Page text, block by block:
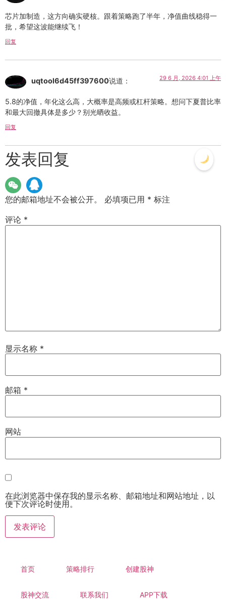
芯片加制造，这方向确实硬核。跟着策略跑了半年，净值曲线稳得一
批，希望这波能继续飞！
回复
uqtool6d45ff397600说道： 29 6 月, 2026 4:01 上午
5.8的净值，年化这么高，大概率是高频或杠杆策略。想问下夏普比率
和最大回撤具体是多少？别光晒收益。
回复
发表回复
您的邮箱地址不会被公开。 必填项已用 * 标注
评论 *
显示名称 *
邮箱 *
网站
在此浏览器中保存我的显示名称、邮箱地址和网站地址，以
便下次评论时使用。
首页 策略排行 创建股神
股神交流 联系我们 APP下载